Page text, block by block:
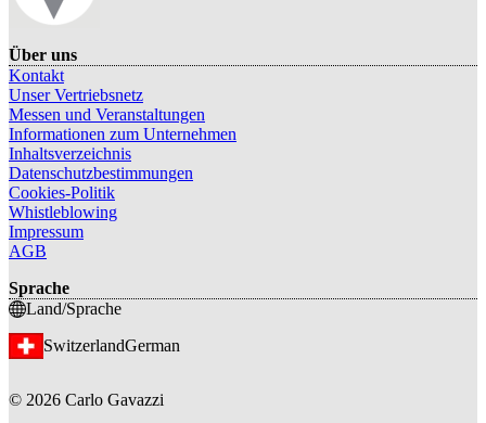
Über uns
Kontakt
Unser Vertriebsnetz
Messen und Veranstaltungen
Informationen zum Unternehmen
Inhaltsverzeichnis
Datenschutzbestimmungen
Cookies-Politik
Whistleblowing
Impressum
AGB
Sprache
Land/Sprache
SwitzerlandGerman
© 2026 Carlo Gavazzi